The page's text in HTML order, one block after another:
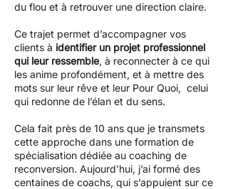
du flou et à retrouver une direction claire.
Ce trajet permet d’accompagner vos
clients à identifier un projet professionnel
qui leur ressemble, à reconnecter à ce qui
les anime profondément, et à mettre des
mots sur leur rêve et leur Pour Quoi, celui
qui redonne de l’élan et du sens.
Cela fait près de 10 ans que je transmets
cette approche dans une formation de
spécialisation dédiée au coaching de
reconversion. Aujourd’hui, j’ai formé des
centaines de coachs, qui s’appuient sur ce